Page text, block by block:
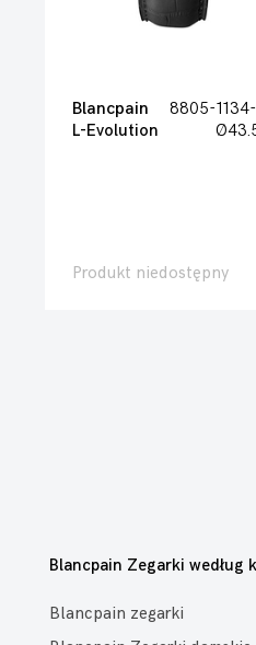
Blancpain
8805-
L-Evolution
Produkt niedostępny
Blancpain Zegarki według
Blancpain zegarki